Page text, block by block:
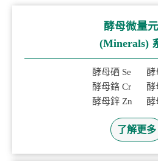
酵母微量
(Minerals)
酵母硒 Se
酵母鉻 Cr
酵母鋅 Zn
酵
酵
酵
了解更多